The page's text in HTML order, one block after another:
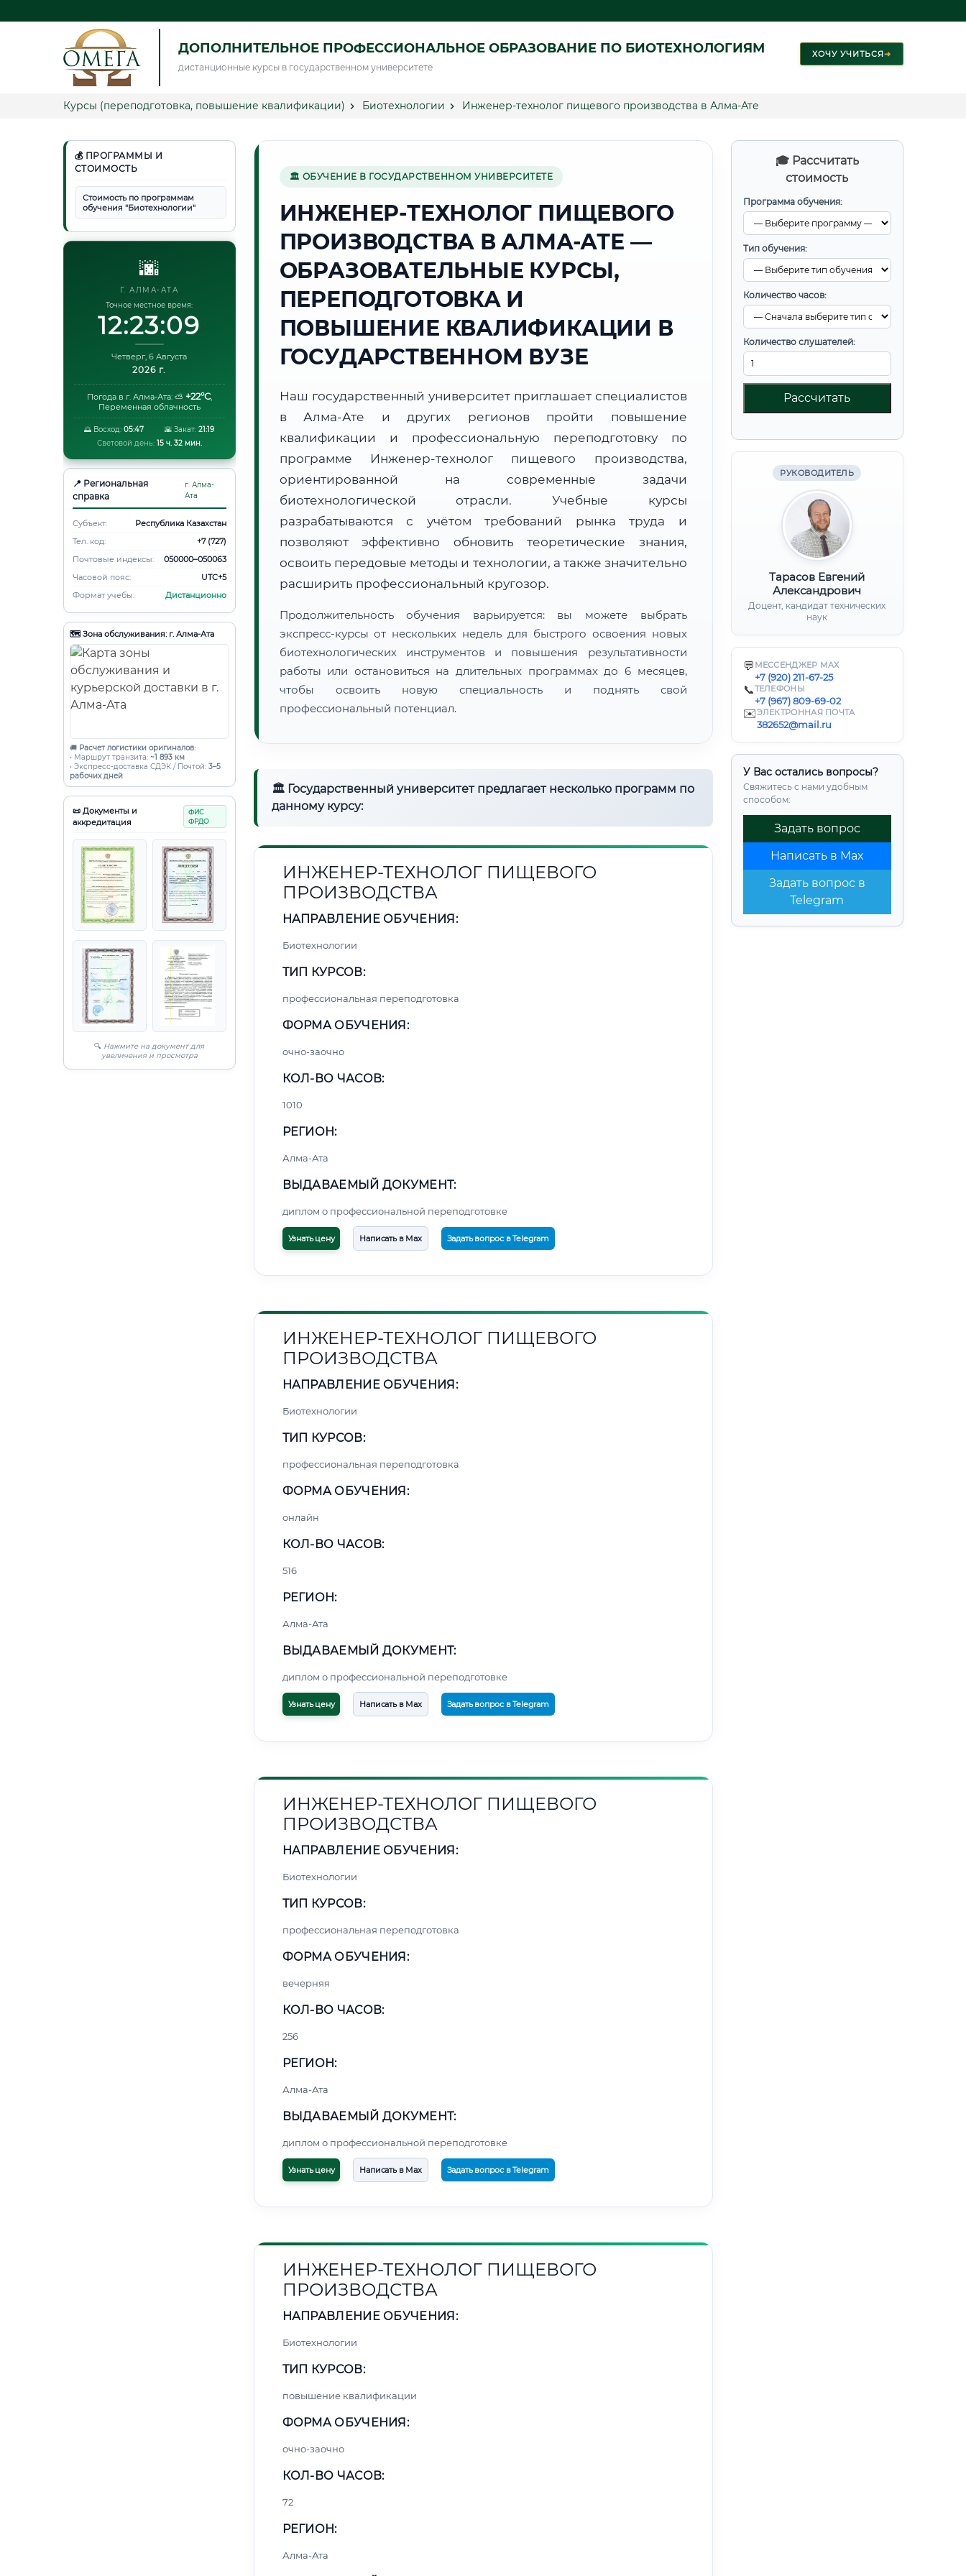
ДОПОЛНИТЕЛЬНОЕ ПРОФЕССИОНАЛЬНОЕ ОБРАЗОВАНИЕ ПО БИОТЕХНОЛОГИЯМ
дистанционные курсы в государственном университете
ХОЧУ УЧИТЬСЯ➜
Курсы (переподготовка, повышение квалификации) Биотехнологии Инженер-технолог пищевого производства в Алма-Ате
💰 ПРОГРАММЫ И
СТОИМОСТЬ
Стоимость по программам
обучения "Биотехнологии"
🌆
Г. АЛМА-АТА
Точное местное время:
12:23:10
Четверг, 6 Августа
2026 г.
Погода в г. Алма-Ата: ⛅ +22°C,
Переменная облачность
🌅 Восход: 05:47 🌇 Закат: 21:19
Световой день: 15 ч. 32 мин.
📍 Региональная
справка
г. Алма-
Ата
Субъект:
Республика Казахстан
Тел. код:
+7 (727)
Почтовые индексы:
050000–050063
Часовой пояс:
UTC+5
Формат учебы:
Дистанционно
🗺️ Зона обслуживания: г. Алма-Ата
🚚 Расчет логистики оригиналов:
• Маршрут транзита: ~1 893 км
• Экспресс-доставка СДЭК / Почтой: 3–5
рабочих дней
📜 Документы и
аккредитация
ФИС
ФРДО
🔍 Нажмите на документ для
увеличения и просмотра
🎓 Рассчитать
стоимость
Программа обучения:
Тип обучения:
Количество часов:
Количество слушателей:
Рассчитать
РУКОВОДИТЕЛЬ
Тарасов Евгений
Александрович
Доцент, кандидат технических
наук
💬 МЕССЕНДЖЕР MAX
+7 (920) 211-67-25
📞ТЕЛЕФОНЫ
+7 (967) 809-69-02
✉️ЭЛЕКТРОННАЯ ПОЧТА
382652@mail.ru
У Вас остались вопросы?
Свяжитесь с нами удобным
способом:
Задать вопрос
Написать в Max
Задать вопрос в
Telegram
🏛 ОБУЧЕНИЕ В ГОСУДАРСТВЕННОМ УНИВЕРСИТЕТЕ
ИНЖЕНЕР-ТЕХНОЛОГ ПИЩЕВОГО
ПРОИЗВОДСТВА В АЛМА-АТЕ —
ОБРАЗОВАТЕЛЬНЫЕ КУРСЫ,
ПЕРЕПОДГОТОВКА И
ПОВЫШЕНИЕ КВАЛИФИКАЦИИ В
ГОСУДАРСТВЕННОМ ВУЗЕ
Наш государственный университет приглашает специалистов
в Алма-Ате и других регионов пройти повышение
квалификации и профессиональную переподготовку по
программе Инженер-технолог пищевого производства,
ориентированной на современные задачи
биотехнологической отрасли. Учебные курсы
разрабатываются с учётом требований рынка труда и
позволяют эффективно обновить теоретические знания,
освоить передовые методы и технологии, а также значительно
расширить профессиональный кругозор.
Продолжительность обучения варьируется: вы можете выбрать
экспресс-курсы от нескольких недель для быстрого освоения новых
биотехнологических инструментов и повышения результативности
работы или остановиться на длительных программах до 6 месяцев,
чтобы освоить новую специальность и поднять свой
профессиональный потенциал.
🏛 Государственный университет предлагает несколько программ по
данному курсу:
ИНЖЕНЕР-ТЕХНОЛОГ ПИЩЕВОГО
ПРОИЗВОДСТВА
НАПРАВЛЕНИЕ ОБУЧЕНИЯ:
Биотехнологии
ТИП КУРСОВ:
профессиональная переподготовка
ФОРМА ОБУЧЕНИЯ:
очно-заочно
КОЛ-ВО ЧАСОВ:
1010
РЕГИОН:
Алма-Ата
ВЫДАВАЕМЫЙ ДОКУМЕНТ:
диплом о профессиональной переподготовке
Узнать цену Написать в Max Задать вопрос в Telegram
ИНЖЕНЕР-ТЕХНОЛОГ ПИЩЕВОГО
ПРОИЗВОДСТВА
НАПРАВЛЕНИЕ ОБУЧЕНИЯ:
Биотехнологии
ТИП КУРСОВ:
профессиональная переподготовка
ФОРМА ОБУЧЕНИЯ:
онлайн
КОЛ-ВО ЧАСОВ:
516
РЕГИОН:
Алма-Ата
ВЫДАВАЕМЫЙ ДОКУМЕНТ:
диплом о профессиональной переподготовке
Узнать цену Написать в Max Задать вопрос в Telegram
ИНЖЕНЕР-ТЕХНОЛОГ ПИЩЕВОГО
ПРОИЗВОДСТВА
НАПРАВЛЕНИЕ ОБУЧЕНИЯ:
Биотехнологии
ТИП КУРСОВ:
профессиональная переподготовка
ФОРМА ОБУЧЕНИЯ:
вечерняя
КОЛ-ВО ЧАСОВ:
256
РЕГИОН:
Алма-Ата
ВЫДАВАЕМЫЙ ДОКУМЕНТ:
диплом о профессиональной переподготовке
Узнать цену Написать в Max Задать вопрос в Telegram
ИНЖЕНЕР-ТЕХНОЛОГ ПИЩЕВОГО
ПРОИЗВОДСТВА
НАПРАВЛЕНИЕ ОБУЧЕНИЯ:
Биотехнологии
ТИП КУРСОВ:
повышение квалификации
ФОРМА ОБУЧЕНИЯ:
очно-заочно
КОЛ-ВО ЧАСОВ:
72
РЕГИОН:
Алма-Ата